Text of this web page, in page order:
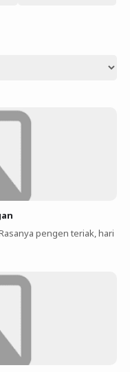
pengen teriak, hari